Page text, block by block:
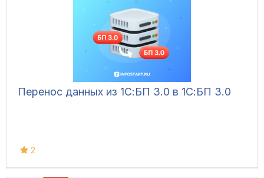
Перенос данных из 1С:БП 3.0 в 1С:БП 3.0
2